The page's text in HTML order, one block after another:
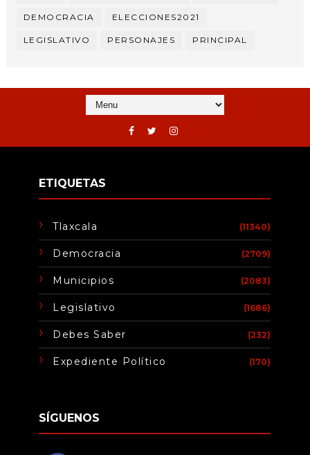
DEMOCRACIA ELECCIONES2021
LEGISLATIVO PERSONAJES PRINCIPAL
ETIQUETAS
Tlaxcala (11340)
Democracia (2709)
Municipios (2083)
Legislativo (1686)
Debes Saber (232)
Expediente Político (170)
SÍGUENOS